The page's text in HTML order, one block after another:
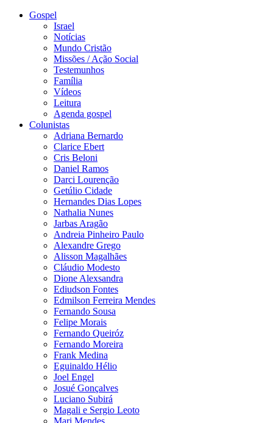
Gospel
Israel
Notícias
Mundo Cristão
Missões / Ação Social
Testemunhos
Família
Vídeos
Leitura
Agenda gospel
Colunistas
Adriana Bernardo
Clarice Ebert
Cris Beloni
Daniel Ramos
Darci Lourenção
Getúlio Cidade
Hernandes Dias Lopes
Nathalia Nunes
Jarbas Aragão
Andreia Pinheiro Paulo
Alexandre Grego
Alisson Magalhães
Cláudio Modesto
Dione Alexsandra
Ediudson Fontes
Edmilson Ferreira Mendes
Fernando Sousa
Felipe Morais
Fernando Queiróz
Fernando Moreira
Frank Medina
Eguinaldo Hélio
Joel Engel
Josué Gonçalves
Luciano Subirá
Magali e Sergio Leoto
Mari Mendes